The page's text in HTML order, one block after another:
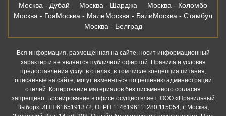
Москва - Дубай
Москва - Шарджа
Москва - Коломбо
Москва - ГоаМосква - МалеМосква - БалиМосква - Стамбул
Москва - Белград
Вся информация, размещённая на сайте, носит информационный
характер и не является публичной офертой. Правила и условия
предоставления услуг в отелях, в том числе концепция питания,
описанные на сайте, могут изменяться по решению администрации
отелей. Копирование материалов без письменного согласия
запрещено. Бронирование в офисе осуществляет: ООО «Правильный
Выбор» ИНН 6165191372, ОГРН 1146196111280 115054, г. Москва,